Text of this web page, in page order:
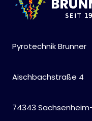
Pyrotechnik Brunner
Aischbachstraße 4
74343